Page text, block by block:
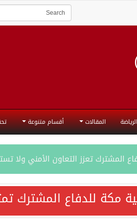
الرياضة المقالات أقسام متنوعة
المشترك تعزز التعاون الأمني ولا
مكة تعكس الإرادة السياسية
مكة للدفاع المشترك